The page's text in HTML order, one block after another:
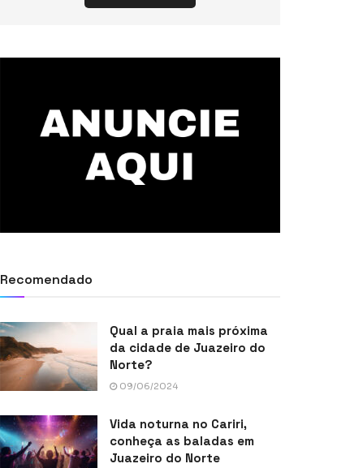
Recomendado
Qual a praia mais próxima
da cidade de Juazeiro do
Norte?
09/06/2024
Vida noturna no Cariri,
conheça as baladas em
Juazeiro do Norte